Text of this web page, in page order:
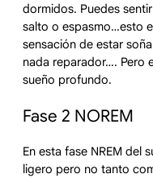
dormidos. Puedes
salto o espasmo…esto
sensación de estar
nada reparador…. Pero
sueño profundo.
Fase 2 NOREM
En esta fase NREM del
ligero pero no tanto